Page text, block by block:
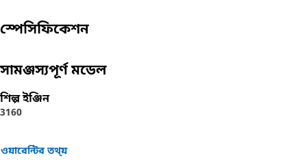
স্পেসিফিকেশন
সামঞ্জস্যপূর্ণ মডেল
শিল্প ইঞ্জিন
3160
ওয়ারেন্টির তথ্য়